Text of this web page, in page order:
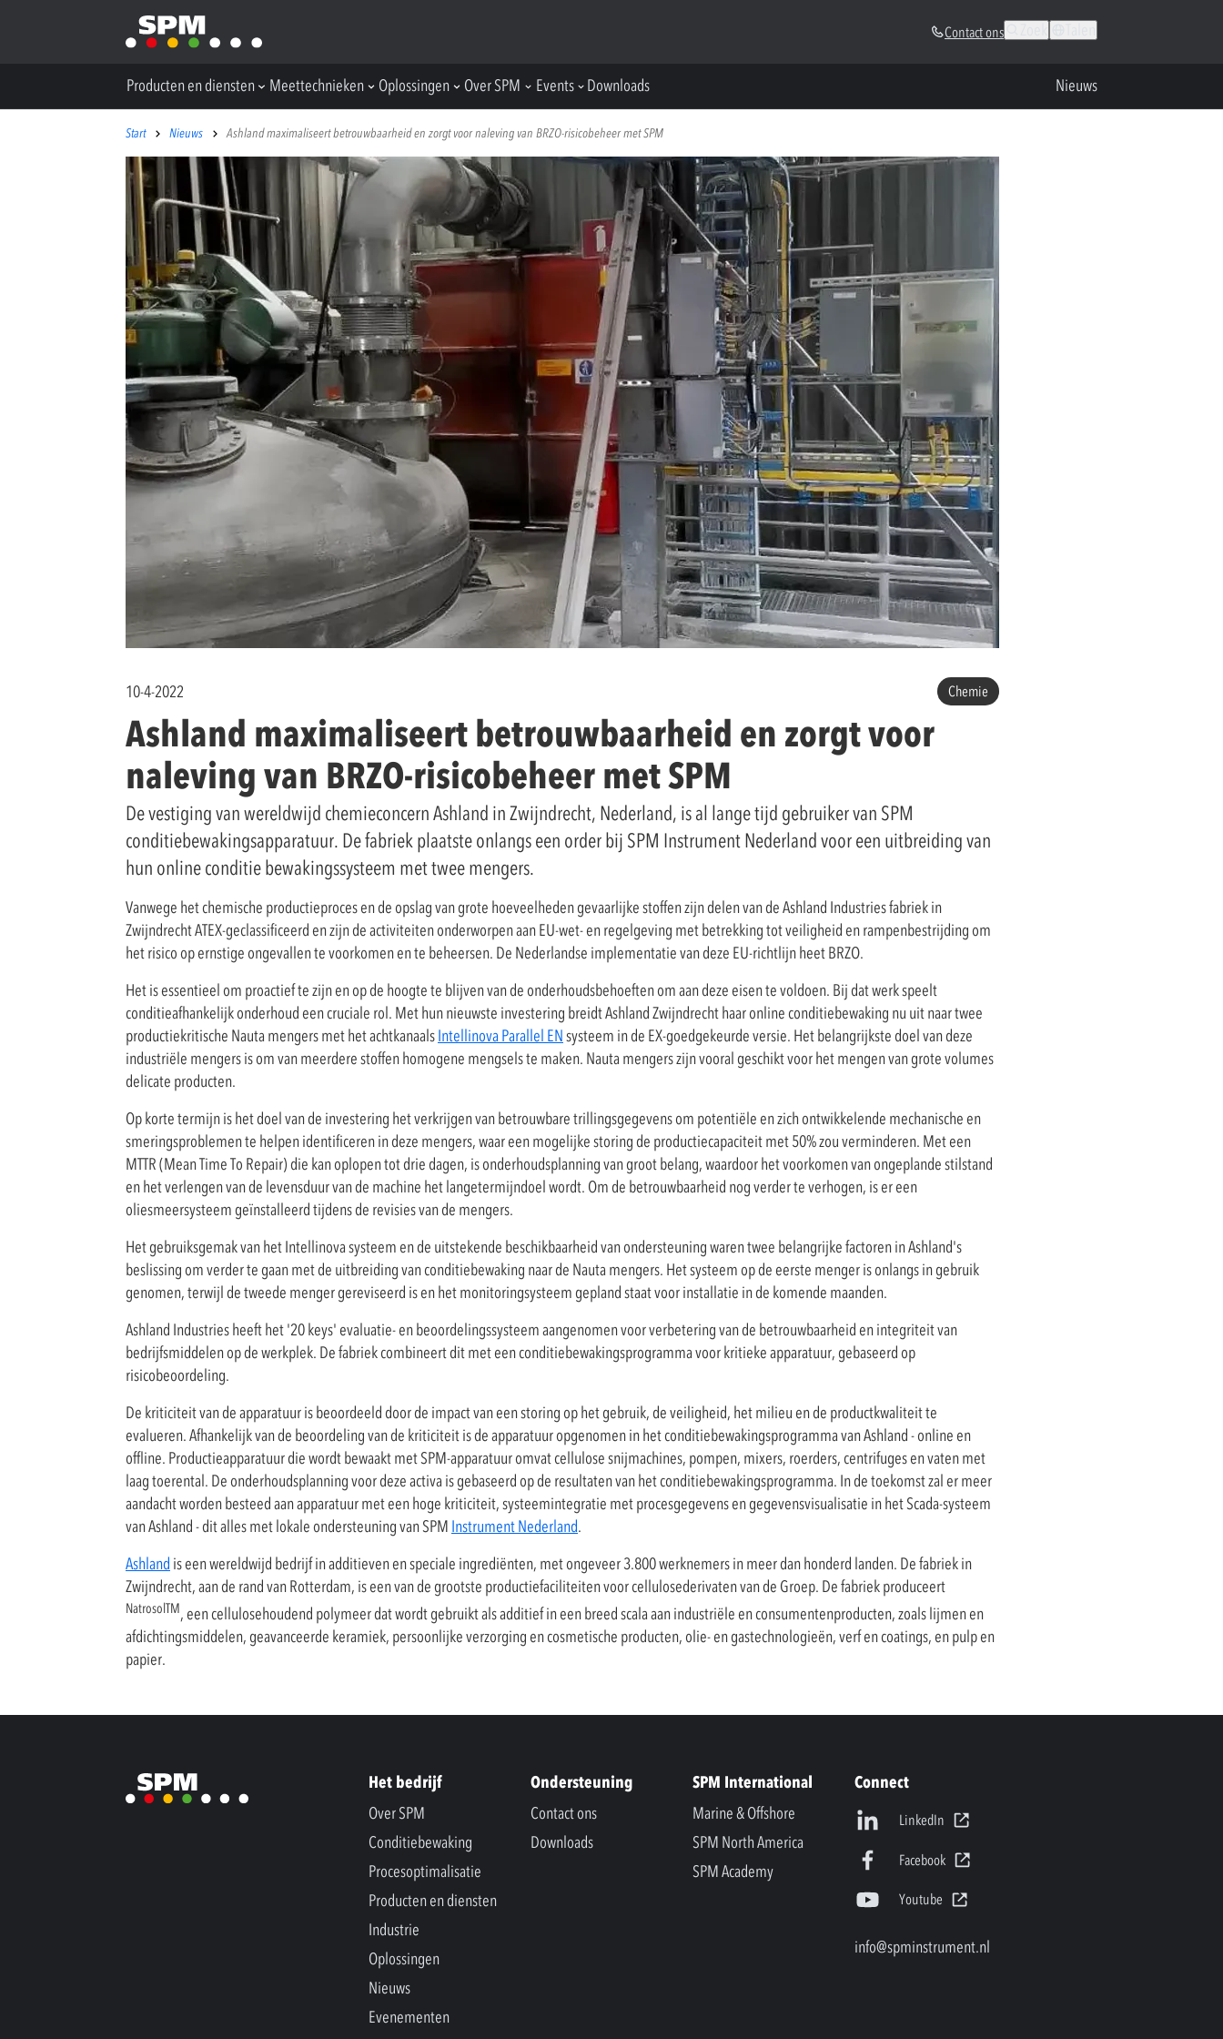
Contact ons
Producten en diensten Meettechnieken Oplossingen Over SPM Events Downloads Nieuws
Start Nieuws Ashland maximaliseert betrouwbaarheid en zorgt voor naleving van BRZO-risicobeheer met SPM
10-4-2022 Chemie
Ashland maximaliseert betrouwbaarheid en zorgt voor
naleving van BRZO-risicobeheer met SPM
De vestiging van wereldwijd chemieconcern Ashland in Zwijndrecht, Nederland, is al lange tijd gebruiker van SPM
conditiebewakingsapparatuur. De fabriek plaatste onlangs een order bij SPM Instrument Nederland voor een uitbreiding van
hun online conditie bewakingssysteem met twee mengers.
Vanwege het chemische productieproces en de opslag van grote hoeveelheden gevaarlijke stoffen zijn delen van de Ashland Industries fabriek in
Zwijndrecht ATEX-geclassificeerd en zijn de activiteiten onderworpen aan EU-wet- en regelgeving met betrekking tot veiligheid en rampenbestrijding om
het risico op ernstige ongevallen te voorkomen en te beheersen. De Nederlandse implementatie van deze EU-richtlijn heet BRZO.
Het is essentieel om proactief te zijn en op de hoogte te blijven van de onderhoudsbehoeften om aan deze eisen te voldoen. Bij dat werk speelt
conditieafhankelijk onderhoud een cruciale rol. Met hun nieuwste investering breidt Ashland Zwijndrecht haar online conditiebewaking nu uit naar twee
productiekritische Nauta mengers met het achtkanaalsIntellinova Parallel ENsysteem in de EX-goedgekeurde versie. Het belangrijkste doel van deze
industriële mengers is om van meerdere stoffen homogene mengsels te maken. Nauta mengers zijn vooral geschikt voor het mengen van grote volumes
delicate producten.
Op korte termijn is het doel van de investering het verkrijgen van betrouwbare trillingsgegevens om potentiële en zich ontwikkelende mechanische en
smeringsproblemen te helpen identificeren in deze mengers, waar een mogelijke storing de productiecapaciteit met 50% zou verminderen. Met een
MTTR (Mean Time To Repair) die kan oplopen tot drie dagen, is onderhoudsplanning van groot belang, waardoor het voorkomen van ongeplande stilstand
en het verlengen van de levensduur van de machine het langetermijndoel wordt. Om de betrouwbaarheid nog verder te verhogen, is er een
oliesmeersysteem geïnstalleerd tijdens de revisies van de mengers.
Het gebruiksgemak van het Intellinova systeem en de uitstekende beschikbaarheid van ondersteuning waren twee belangrijke factoren in Ashland's
beslissing om verder te gaan met de uitbreiding van conditiebewaking naar de Nauta mengers. Het systeem op de eerste menger is onlangs in gebruik
genomen, terwijl de tweede menger gereviseerd is en het monitoringsysteem gepland staat voor installatie in de komende maanden.
Ashland Industries heeft het '20 keys' evaluatie- en beoordelingssysteem aangenomen voor verbetering van de betrouwbaarheid en integriteit van
bedrijfsmiddelen op de werkplek. De fabriek combineert dit met een conditiebewakingsprogramma voor kritieke apparatuur, gebaseerd op
risicobeoordeling.
De kriticiteit van de apparatuur is beoordeeld door de impact van een storing op het gebruik, de veiligheid, het milieu en de productkwaliteit te
evalueren. Afhankelijk van de beoordeling van de kriticiteit is de apparatuur opgenomen in het conditiebewakingsprogramma van Ashland - online en
offline. Productieapparatuur die wordt bewaakt met SPM-apparatuur omvat cellulose snijmachines, pompen, mixers, roerders, centrifuges en vaten met
laag toerental. De onderhoudsplanning voor deze activa is gebaseerd op de resultaten van het conditiebewakingsprogramma. In de toekomst zal er meer
aandacht worden besteed aan apparatuur met een hoge kriticiteit, systeemintegratie met procesgegevens en gegevensvisualisatie in het Scada-systeem
van Ashland - dit alles met lokale ondersteuning van SPM Instrument Nederland.
Ashland is een wereldwijd bedrijf in additieven en speciale ingrediënten, met ongeveer 3.800 werknemers in meer dan honderd landen. De fabriek in
Zwijndrecht, aan de rand van Rotterdam, is een van de grootste productiefaciliteiten voor cellulosederivaten van de Groep. De fabriek produceert
NatrosolTM, een cellulosehoudend polymeer dat wordt gebruikt als additief in een breed scala aan industriële en consumentenproducten, zoals lijmen en
afdichtingsmiddelen, geavanceerde keramiek, persoonlijke verzorging en cosmetische producten, olie- en gastechnologieën, verf en coatings, en pulp en
papier.
Het bedrijf
Over SPM
Conditiebewaking
Procesoptimalisatie
Producten en diensten
Industrie
Oplossingen
Nieuws
Evenementen
Ondersteuning
Contact ons
Downloads
SPM International
Marine & Offshore
SPM North America
SPM Academy
Connect
LinkedIn
Facebook
Youtube
info@spminstrument.nl